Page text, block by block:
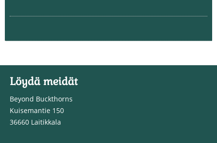
Löydä meidät
Beyond Buckthorns
Kuisemantie 150
36660 Laitikkala